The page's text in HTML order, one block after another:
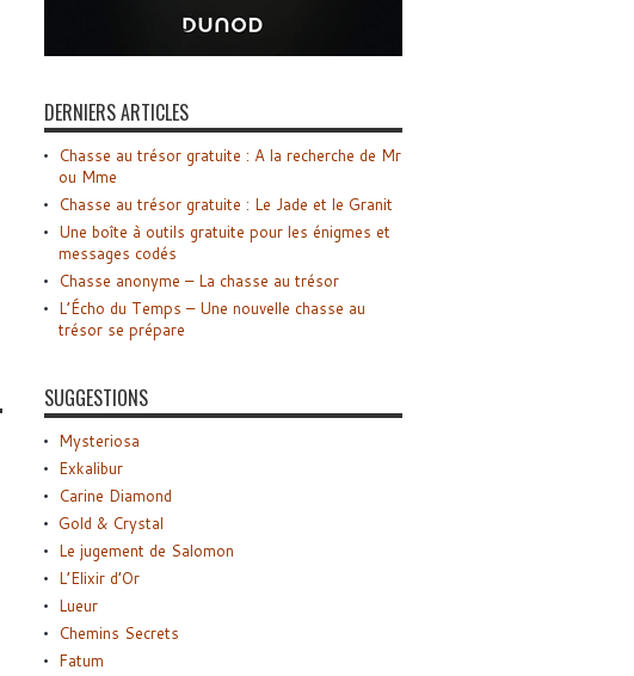
DERNIERS ARTICLES
Chasse au trésor gratuite : A la recherche de Mr
ou Mme
Chasse au trésor gratuite : Le Jade et le Granit
Une boîte à outils gratuite pour les énigmes et
messages codés
Chasse anonyme – La chasse au trésor
L’Écho du Temps – Une nouvelle chasse au
trésor se prépare
SUGGESTIONS
Mysteriosa
Exkalibur
Carine Diamond
Gold & Crystal
Le jugement de Salomon
L’Elixir d’Or
Lueur
Chemins Secrets
Fatum